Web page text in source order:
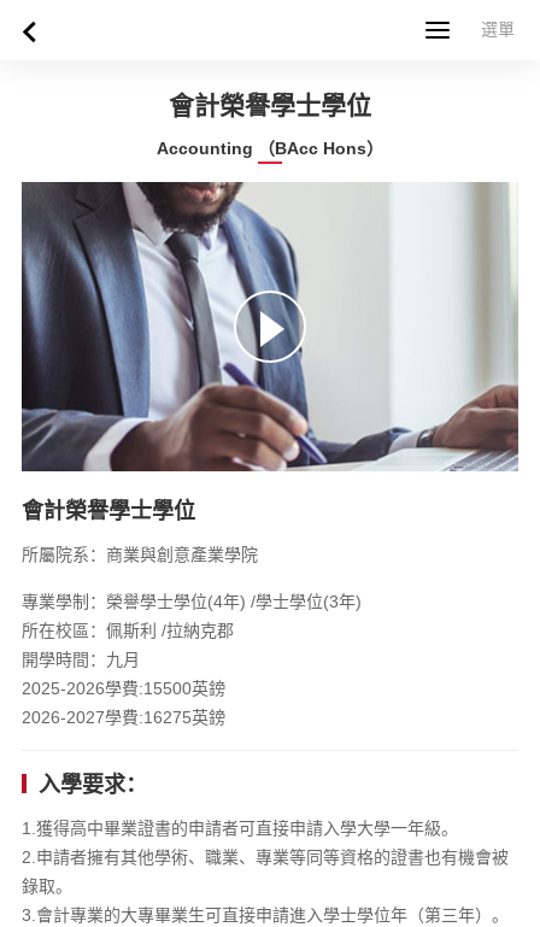
選單
選單
會計榮譽學士學位
Accounting （BAcc Hons）
會計榮譽學士學位
所屬院系：商業與創意產業學院
專業學制：榮譽學士學位(4年) /學士學位(3年)
所在校區：佩斯利 /拉納克郡
開學時間：九月
2025-2026學費:15500英鎊
2026-2027學費:16275英鎊
入學要求：
1.獲得高中畢業證書的申請者可直接申請入學大學一年級。
2.申請者擁有其他學術、職業、專業等同等資格的證書也有機會被
錄取。
3.會計專業的大專畢業生可直接申請進入學士學位年（第三年）。